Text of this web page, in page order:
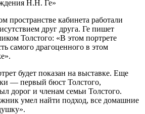
Н.Н. Ге»
пространстве кабинета работали
друг друга. Ге пишет
Толстого: «В этом портрете
самого драгоценного в этом
будет показан на выставке. Еще
— первый бюст Толстого,
дорог и членам семьи Толстого.
умел найти подход, все домашние